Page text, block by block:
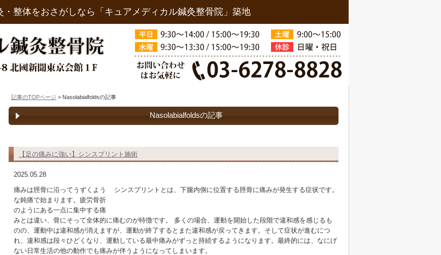
・整体をおさがしなら「キュアメディカル鍼灸整骨院」築地
記事のTOPページ > Nasolabialfoldsの記事
Nasolabialfoldsの記事
【足の痛みに強い】シンスプリント施術
2025.05.28
シンスプリントとは、下腿内側に位置する脛骨に痛みが発生する症状です。
痛みは脛骨に沿ってうずくよう
な鈍痛で始まります。疲労骨折
のようにある一点に集中する痛
みとは違い、骨にそって全体的に痛むのが特徴です。 多くの場合、運動を開始した段階で違和感を感じるも
のの、運動中は違和感が消えますが、運動が終了するとまた違和感が戻ってきます。そして症状が進むにつ
れ、違和感は段々ひどくなり、運動している最中痛みがずっと持続するようになります。最終的には、なにげ
ない日常生活の他の動作でも痛みが伴うようになってしまいます。